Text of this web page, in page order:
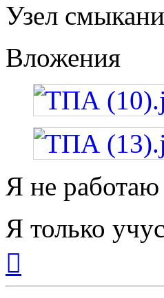
Узел
Вложения
Я не
Я только
началу